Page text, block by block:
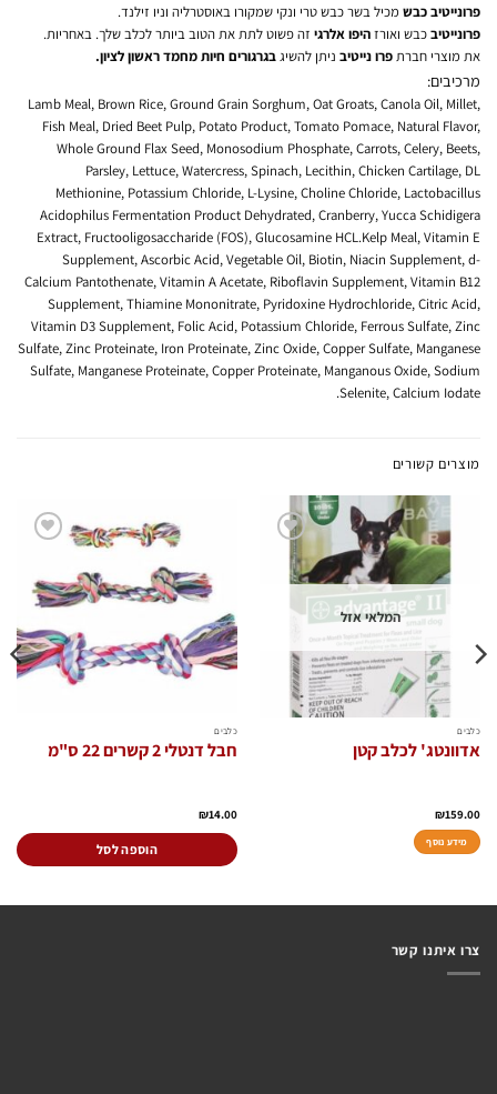
פרונייטיב כבש מכיל בשר כבש טרי ונקי שמקורו באוסטרליה וניו זילנד.
פרונייטיבכבש ואורזהיפו אלרגי זה פשוט לתת את הטוב ביותר לכלב שלך. באחריות.
את מוצרי חברתפרו נייטיב ניתן להשיגבגרגורים חיות מחמד ראשון לציון.
מרכיבים:
Lamb Meal, Brown Rice, Ground Grain Sorghum, Oat Groats, Canola Oil, Millet,
Fish Meal, Dried Beet Pulp, Potato Product, Tomato Pomace, Natural Flavor,
Whole Ground Flax Seed, Monosodium Phosphate, Carrots, Celery, Beets,
Parsley, Lettuce, Watercress, Spinach, Lecithin, Chicken Cartilage, DL
Methionine, Potassium Chloride, L-Lysine, Choline Chloride, Lactobacillus
Acidophilus Fermentation Product Dehydrated, Cranberry, Yucca Schidigera
Extract, Fructooligosaccharide (FOS), Glucosamine HCL.Kelp Meal, Vitamin E
Supplement, Ascorbic Acid, Vegetable Oil, Biotin, Niacin Supplement, d-
Calcium Pantothenate, Vitamin A Acetate, Riboflavin Supplement, Vitamin B12
Supplement, Thiamine Mononitrate, Pyridoxine Hydrochloride, Citric Acid,
Vitamin D3 Supplement, Folic Acid, Potassium Chloride, Ferrous Sulfate, Zinc
Sulfate, Zinc Proteinate, Iron Proteinate, Zinc Oxide, Copper Sulfate, Manganese
Sulfate, Manganese Proteinate, Copper Proteinate, Manganous Oxide, Sodium
Selenite, Calcium Iodate.
מוצרים קשורים
לרשימת
המשאלות
המלאי אזל
כלבים
אדוונטג' לכלב קטן
₪159.00
מידע נוסף
כלבים
חבל דנטלי 2 קשרים 22 ס"מ
₪14.00
הוספה לסל
צרו איתנו קשר